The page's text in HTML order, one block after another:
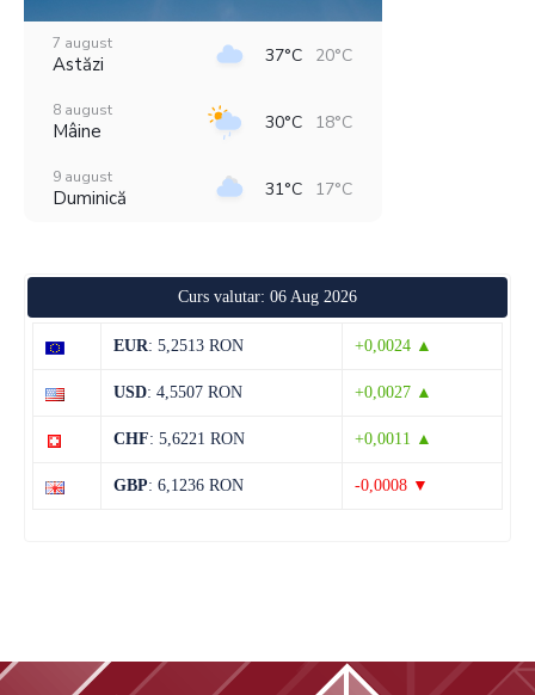
7 august
Astăzi 37°C 20°C
8 august
Mâine 30°C 18°C
9 august
Duminică 31°C 17°C
37°C 19°C
Miercuri
13 august
Curs valutar: 06 Aug 2026
EUR: 5,2513 RON +0,0024 ▲
USD: 4,5507 RON +0,0027 ▲
CHF: 5,6221 RON +0,0011 ▲
GBP: 6,1236 RON -0,0008 ▼